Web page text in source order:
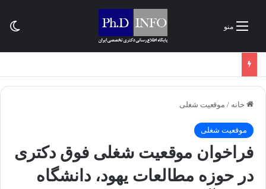
منو
خانه / موقعیت شغلی
موقعیت شغلی
فراخوان موقعیت شغلی فوق دکتری
در حوزه مطالعات یهود، دانشگاه